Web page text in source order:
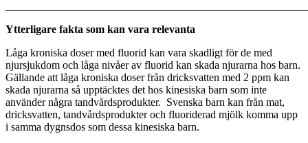
Ytterligare fakta som kan vara relevanta
Låga kroniska doser med fluorid kan vara skadligt för de med
njursjukdom och låga nivåer av fluorid kan skada njurarna hos barn.
Gällande att låga kroniska doser från dricksvatten med 2 ppm kan
skada njurarna så upptäcktes det hos kinesiska barn som inte
använder några tandvårdsprodukter. Svenska barn kan från mat,
dricksvatten, tandvårdsprodukter och fluoriderad mjölk komma upp
i samma dygnsdos som dessa kinesiska barn.